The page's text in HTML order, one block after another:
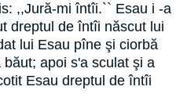
,,Jură-mi întîi.`` Esau i -a
dreptul de întîi născut lui
lui Esau pîne şi ciorbă
apoi s'a sculat şi a
Esau dreptul de întîi